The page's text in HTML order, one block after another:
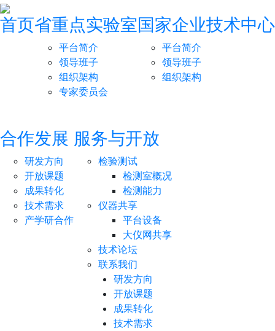
首页省重点实验室
平台简介
领导班子
组织架构
专家委员会
国家企业技术中心
平台简介
领导班子
组织架构
合作发展
研发方向
开放课题
成果转化
技术需求
产学研合作
服务与开放
检验测试
检测室概况
检测能力
仪器共享
平台设备
大仪网共享
技术论坛
联系我们
研发方向
开放课题
成果转化
技术需求